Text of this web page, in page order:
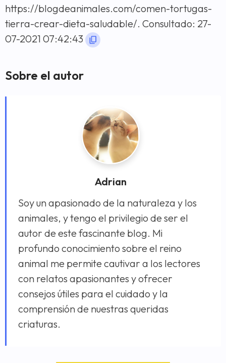
https://blogdeanimales.com/comen-tortugas-
tierra-crear-dieta-saludable/. Consultado: 27-
07-2021 07:42:43
Sobre el autor
Adrian
Soy un apasionado de la naturaleza y los
animales, y tengo el privilegio de ser el
autor de este fascinante blog. Mi
profundo conocimiento sobre el reino
animal me permite cautivar a los lectores
con relatos apasionantes y ofrecer
consejos útiles para el cuidado y la
comprensión de nuestras queridas
criaturas.